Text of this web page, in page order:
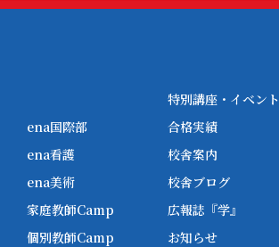
ena国際部
ena看護
ena美術
家庭教師Camp
個別教師Camp
特別講座・イベント
合格実績
校舎案内
校舎ブログ
広報誌『学』
お知らせ